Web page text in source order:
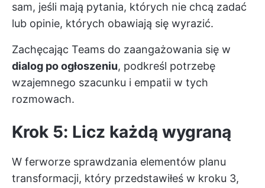
sam, jeśli mają pytania, których nie chcą zadać
lub opinie, których obawiają się wyrazić.
Zachęcając Teams do zaangażowania się w
dialog po ogłoszeniu, podkreśl potrzebę
wzajemnego szacunku i empatii w tych
rozmowach.
Krok 5: Licz każdą wygraną
W ferworze sprawdzania elementów planu
transformacji, który przedstawiłeś w kroku 3,